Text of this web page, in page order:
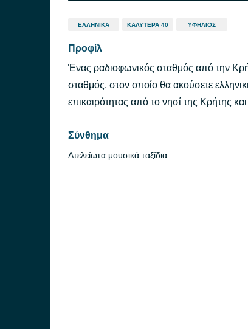
ΕΛΛΗΝΙΚΆ ΚΑΛΎΤΕΡΑ 40 ΥΦΉΛΙΟΣ
Προφίλ
Ένας ραδιοφωνικός σταθμός από την
σταθμός, στον οποίο θα ακούσετε
επικαιρότητας από το νησί της Κρήτης
Σύνθημα
Ατελείωτα μουσικά ταξίδια